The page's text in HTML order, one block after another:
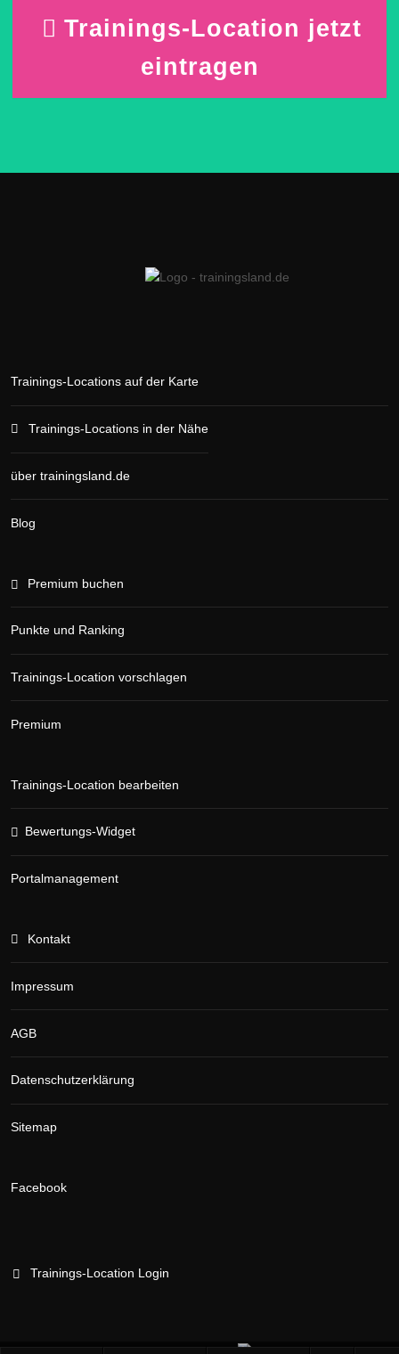
Trainings-Location jetzt
eintragen
Trainings-Locations auf der Karte
Trainings-Locations in der Nähe
über trainingsland.de
Blog
Premium buchen
Punkte und Ranking
Trainings-Location vorschlagen
Premium
Trainings-Location bearbeiten
Bewertungs-Widget
Portalmanagement
Kontakt
Impressum
AGB
Datenschutzerklärung
Sitemap
Facebook
Trainings-Location Login